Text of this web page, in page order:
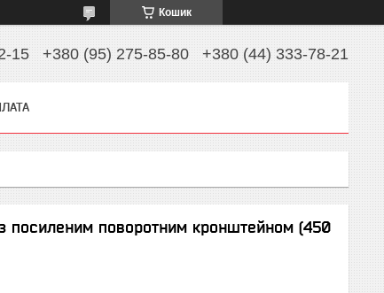
Кошик
15 +380 (95) 275-85-80 +380 (44) 333-78-21
посиленим поворотним кронштейном (450